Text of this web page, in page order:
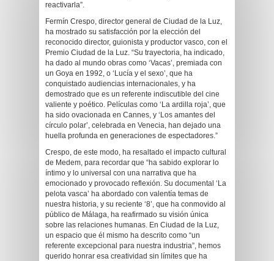
reactivarla”.
Fermín Crespo, director general de Ciudad de la Luz,
ha mostrado su satisfacción por la elección del
reconocido director, guionista y productor vasco, con el
Premio Ciudad de la Luz. “Su trayectoria, ha indicado,
ha dado al mundo obras como ‘Vacas’, premiada con
un Goya en 1992, o ‘Lucía y el sexo’, que ha
conquistado audiencias internacionales, y ha
demostrado que es un referente indiscutible del cine
valiente y poético. Películas como ‘La ardilla roja’, que
ha sido ovacionada en Cannes, y ‘Los amantes del
círculo polar’, celebrada en Venecia, han dejado una
huella profunda en generaciones de espectadores.”
Crespo, de este modo, ha resaltado el impacto cultural
de Medem, para recordar que “ha sabido explorar lo
íntimo y lo universal con una narrativa que ha
emocionado y provocado reflexión. Su documental ‘La
pelota vasca’ ha abordado con valentía temas de
nuestra historia, y su reciente ‘8’, que ha conmovido al
público de Málaga, ha reafirmado su visión única
sobre las relaciones humanas. En Ciudad de la Luz,
un espacio que él mismo ha descrito como “un
referente excepcional para nuestra industria”, hemos
querido honrar esa creatividad sin límites que ha